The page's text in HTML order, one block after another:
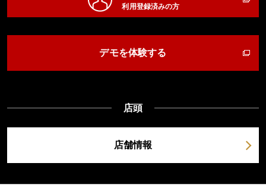
利用登録済みの方
デモを体験する
店頭
店舗情報